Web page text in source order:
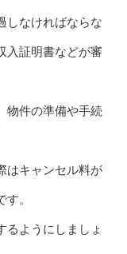
しなければならな
入証明書などが審
物件の準備や手続
はキャンセル料が
。
るようにしましょ